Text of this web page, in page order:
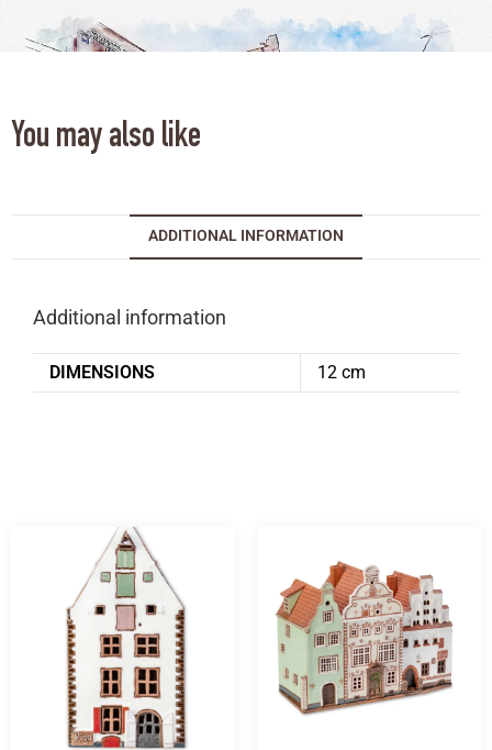
You may also like
ADDITIONAL INFORMATION
Additional information
DIMENSIONS 12 cm